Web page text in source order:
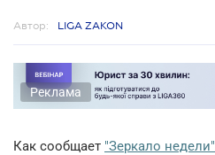
Автор: LIGA ZAKON
Реклама
Как сообщает "Зеркало недели"